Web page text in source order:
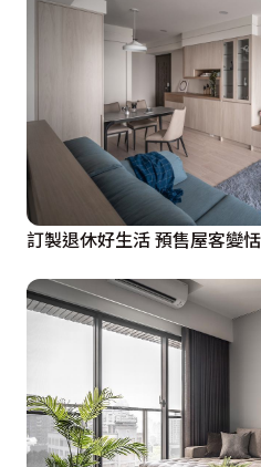
訂製退休好生活 預售屋客變